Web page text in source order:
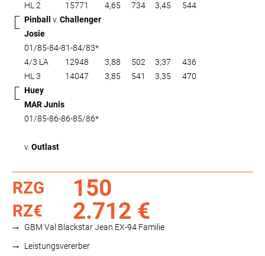
HL 2
15771 4,65 734 3,45
544
Pinball v. Challenger
Josie
01/85-84-81-84/83*
4/3 LA
12948 3,88 502 3,37
436
HL 3
14047 3,85 541 3,35
470
Huey
MAR Junis
01/85-86-86-85/86*
v. Outlast
RZG 150
RZ€ 2.712 €
GBM Val Blackstar Jean EX-94 Familie
Leistungsvererber